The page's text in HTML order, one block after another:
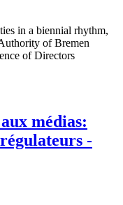
in a biennial rhythm,
of Bremen
of Directors
médias:
-